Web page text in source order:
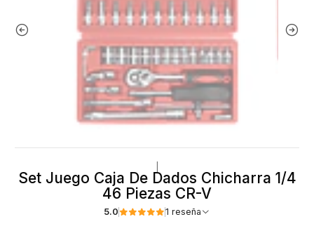
Set Juego Caja De Dados Chicharra 1/4
46 Piezas CR-V
5.0 1 reseña